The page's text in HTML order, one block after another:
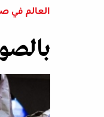
العالم في